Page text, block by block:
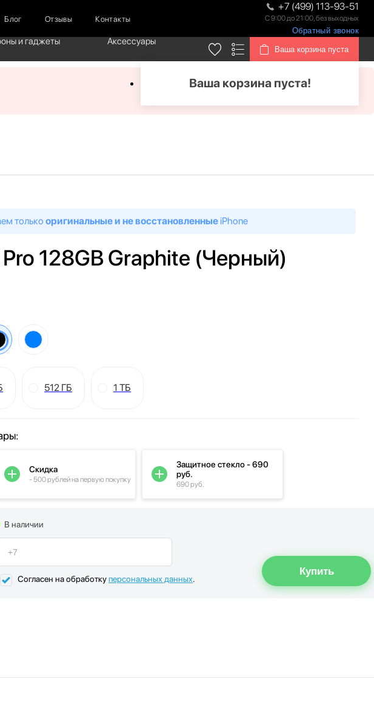
Блог Отзывы Контакты
+7 (499) 113-93-51
С 9:00 до 21:00, без выходных
Обратный звонок
и гаджеты
Аксессуары
Ваша корзина пуста
Ваша корзина пуста!
только оригинальные и не восстановленныеiPhone
128GB Graphite (Черный)
512 ГБ 1 ТБ
В наличии
Согласен на обработкуперсональных данных.
Скидка
- 500 рублей на первую покупку
Защитное стекло - 690
руб.
690 руб.